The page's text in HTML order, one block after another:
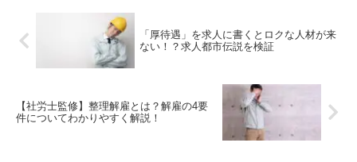
「厚待遇」を求人に書くとロクな人材が来
ない！？求人都市伝説を検証
【社労士監修】整理解雇とは？解雇の4要
件についてわかりやすく解説！